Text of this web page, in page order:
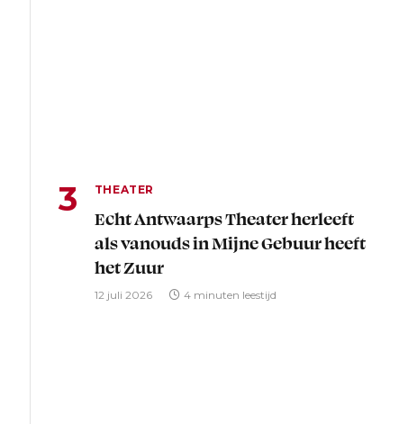
THEATER
Echt Antwaarps Theater herleeft
als vanouds in Mijne Gebuur heeft
het Zuur
12 juli 2026 4 minuten leestijd